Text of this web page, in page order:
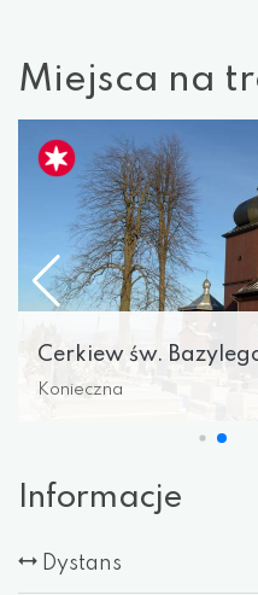
Miejsca na
Cerkiew św.
Konieczna
Informacje
Dystans